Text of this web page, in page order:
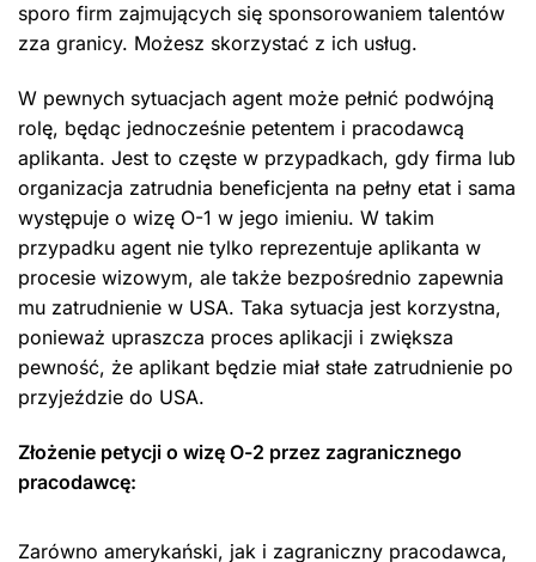
sporo firm zajmujących się sponsorowaniem talentów
zza granicy. Możesz skorzystać z ich usług.
W pewnych sytuacjach agent może pełnić podwójną
rolę, będąc jednocześnie petentem i pracodawcą
aplikanta. Jest to częste w przypadkach, gdy firma lub
organizacja zatrudnia beneficjenta na pełny etat i sama
występuje o wizę O-1 w jego imieniu. W takim
przypadku agent nie tylko reprezentuje aplikanta w
procesie wizowym, ale także bezpośrednio zapewnia
mu zatrudnienie w USA. Taka sytuacja jest korzystna,
ponieważ upraszcza proces aplikacji i zwiększa
pewność, że aplikant będzie miał stałe zatrudnienie po
przyjeździe do USA.
Złożenie petycji o wizę O-2 przez zagranicznego
pracodawcę:
Zarówno amerykański, jak i zagraniczny pracodawca,